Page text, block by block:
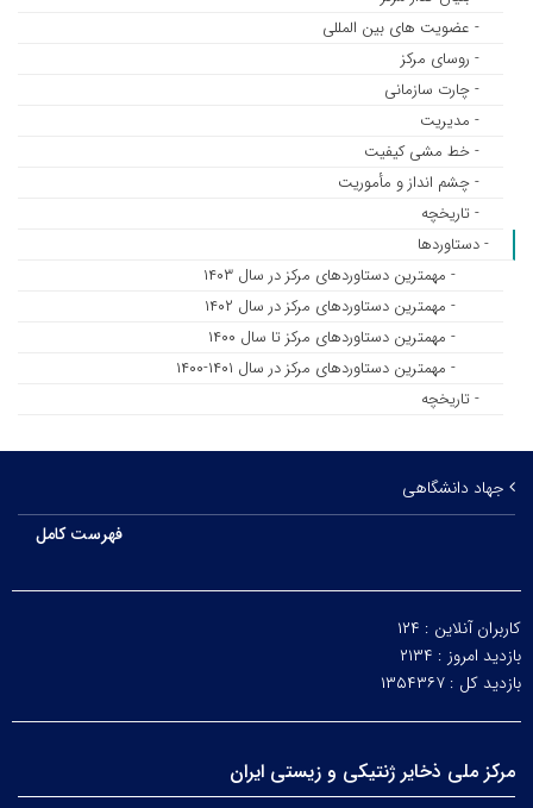
- عضویت های بین المللی
- روسای مرکز
- چارت سازمانی
- مدیریت
- خط مشی کیفیت
- چشم انداز و مأموریت
- تاریخچه
- دستاوردها
- مهمترین دستاوردهای مرکز در سال ۱۴۰۳
- مهمترین دستاوردهای مرکز در سال ۱۴۰۲
- مهمترین دستاوردهای مرکز تا سال ۱۴۰۰
- مهمترین دستاوردهای مرکز در سال ۱۴۰۱-۱۴۰۰
- تاریخچه
جهاد دانشگاهی
فهرست کامل
کاربران آنلاین : ۱۲۴
بازدید امروز : ۲۱۳۴
بازدید کل : ۱۳۵۴۳۶۷
مرکز ملی ذخایر ژنتیکی و زیستی ایران